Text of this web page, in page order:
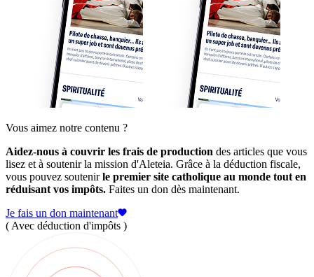
Vous aimez notre contenu ?
Aidez-nous à couvrir les frais de production des articles que vous
lisez et à soutenir la mission d'Aleteia. Grâce à la déduction fiscale,
vous pouvez soutenirle premier site catholique au monde tout en
réduisant vos impôts. Faites un don dès maintenant.
Je fais un don maintenant
( Avec déduction d'impôts )